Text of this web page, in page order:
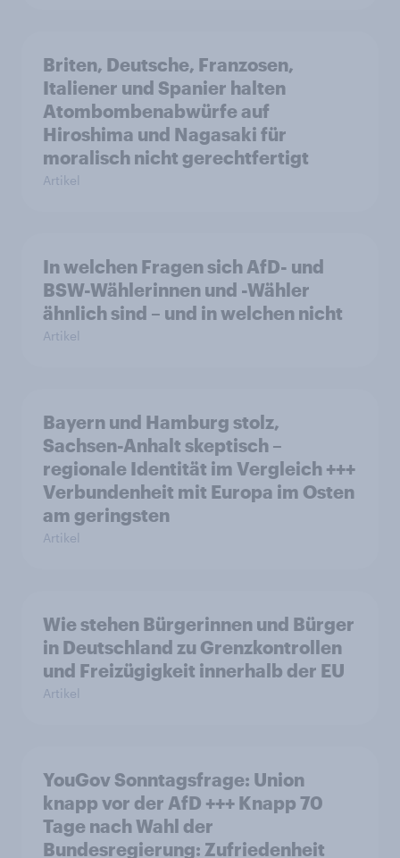
Briten, Deutsche, Franzosen,
Italiener und Spanier halten
Atombombenabwürfe auf
Hiroshima und Nagasaki für
moralisch nicht gerechtfertigt
Artikel
In welchen Fragen sich AfD- und
BSW-Wählerinnen und -Wähler
ähnlich sind – und in welchen nicht
Artikel
Bayern und Hamburg stolz,
Sachsen-Anhalt skeptisch –
regionale Identität im Vergleich +++
Verbundenheit mit Europa im Osten
am geringsten
Artikel
Wie stehen Bürgerinnen und Bürger
in Deutschland zu Grenzkontrollen
und Freizügigkeit innerhalb der EU
Artikel
YouGov Sonntagsfrage: Union
knapp vor der AfD +++ Knapp 70
Tage nach Wahl der
Bundesregierung: Zufriedenheit